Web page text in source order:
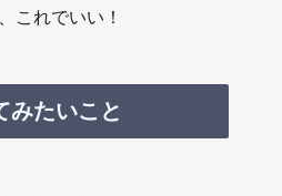
これでいい！
みたいこと